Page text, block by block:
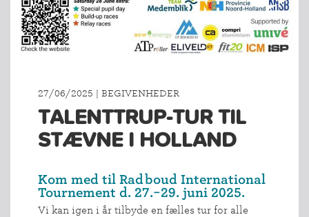
27/06/2025 | BEGIVENHEDER
TALENTTRUP-TUR TIL
STÆVNE I HOLLAND
Kom med til Radboud International
Tournement d. 27.-29. juni 2025.
Vi kan igen i år tilbyde en fælles tur for alle